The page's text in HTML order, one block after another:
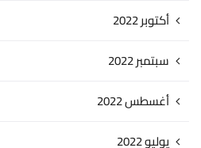
أكتوبر 2022
سبتمبر 2022
أغسطس 2022
يوليو 2022